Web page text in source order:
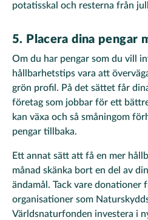
potatisskal och resterna från
5. Placera dina pengar
Om du har pengar som du vill
hållbarhetstips vara att
grön profil. På det sättet får
företag som jobbar för ett
kan växa och så småningom
pengar tillbaka.
Ett annat sätt att få en mer
månad skänka bort en del av
ändamål. Tack vare donationer
organisationer som
Världsnaturfonden investera i